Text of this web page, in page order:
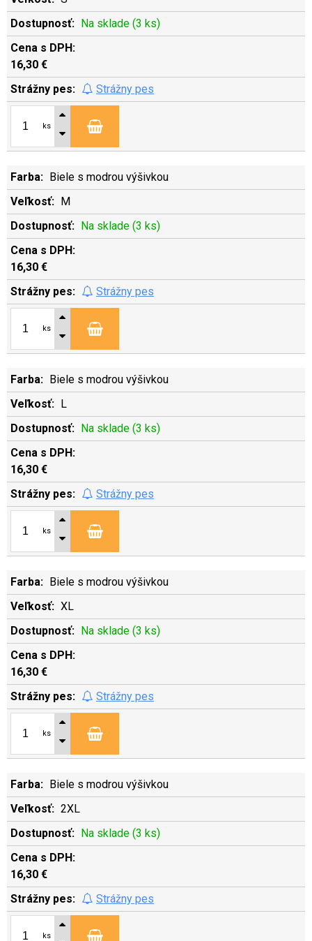
Na sklade (3 ks)
16,30 €
Strážny pes
ks
Biele s modrou výšivkou
M
Na sklade (3 ks)
16,30 €
Strážny pes
ks
Biele s modrou výšivkou
L
Na sklade (3 ks)
16,30 €
Strážny pes
ks
Biele s modrou výšivkou
XL
Na sklade (3 ks)
16,30 €
Strážny pes
ks
Biele s modrou výšivkou
2XL
Na sklade (3 ks)
16,30 €
Strážny pes
ks